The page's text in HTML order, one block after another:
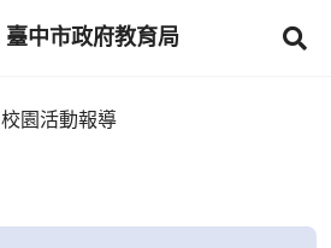
臺中市政府教育局
校園活動報導